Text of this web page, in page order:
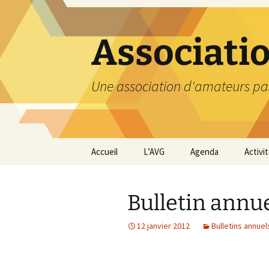
contenu
Une association d'amateurs
Accueil L’AVG
Nos coordonnées
Nous contacter et
Agenda
Bulletin
12 janvier 2012 Bulletins